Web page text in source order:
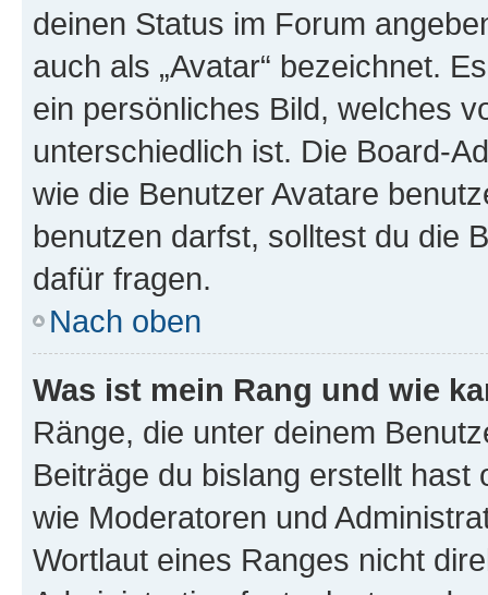
deinen Status im Forum
auch als „Avatar“ bezeichnet.
ein persönliches Bild, welches
unterschiedlich ist. Die Board-
wie die Benutzer Avatare
benutzen darfst, solltest du die
dafür fragen.
Nach oben
Was ist mein Rang und wie
Ränge, die unter deinem
Beiträge du bislang erstellt
wie Moderatoren und
Wortlaut eines Ranges nicht